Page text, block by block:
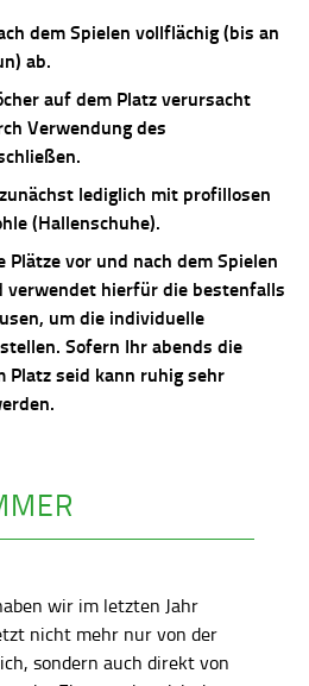
dem Spielen vollflächig (bis an
ab.
auf dem Platz verursacht
Verwendung des
lediglich mit profillosen
(Hallenschuhe).
vor und nach dem Spielen
verwendet hierfür die bestenfalls
um die individuelle
Sofern Ihr abends die
Platz seid kann ruhig sehr
wir im letzten Jahr
nicht mehr nur von der
sondern auch direkt von